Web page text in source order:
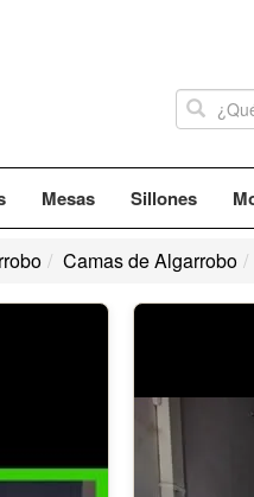
Mesas Sillones
Camas de Algarrobo